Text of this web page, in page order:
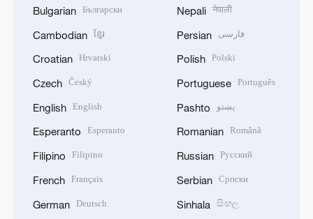
Bulgarian Български
Cambodian ខ្មែរ
Croatian Hrvatski
Czech Český
English English
Esperanto Esperanto
Filipino Filipino
French Français
German Deutsch
Nepali नेपाली
Persian فارسی
Polish Polski
Portuguese Português
Pashto پښتو
Romanian Română
Russian Русский
Serbian Српски
Sinhala සිංහල